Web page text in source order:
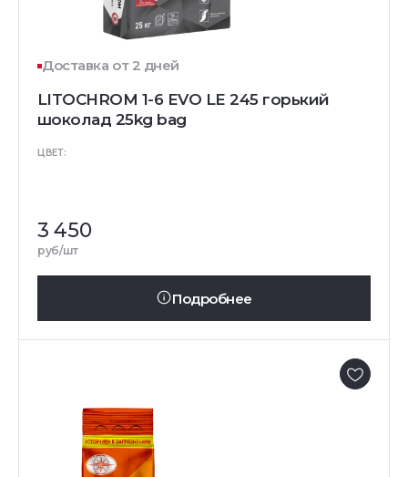
Доставка от 2 дней
LITOCHROM 1-6 EVO LE 245 горький
шоколад 25kg bag
ЦВЕТ:
3 450
руб/шт
Подробнее